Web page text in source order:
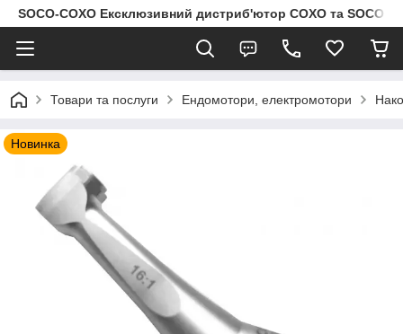
SOCO-COXO Ексклюзивний дистриб'ютор COXO та SOCO в
Товари та послуги Ендомотори, електромотори
Новинка